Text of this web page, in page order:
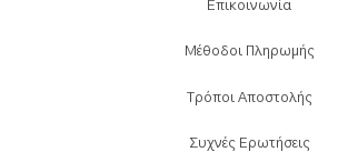
Επικοινωνία
Μέθοδοι Πληρωμής
Τρόποι Αποστολής
Συχνές Ερωτήσεις